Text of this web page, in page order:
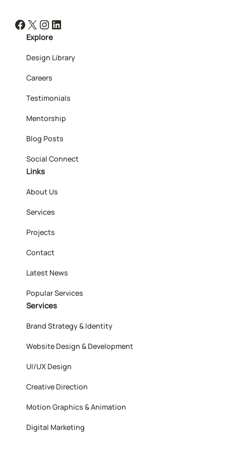
Facebook X Instagram LinkedIn
Explore
Design Library
Careers
Testimonials
Mentorship
Blog Posts
Social Connect
Links
About Us
Services
Projects
Contact
Latest News
Popular Services
Services
Brand Strategy & Identity
Website Design & Development
UI/UX Design
Creative Direction
Motion Graphics & Animation
Digital Marketing